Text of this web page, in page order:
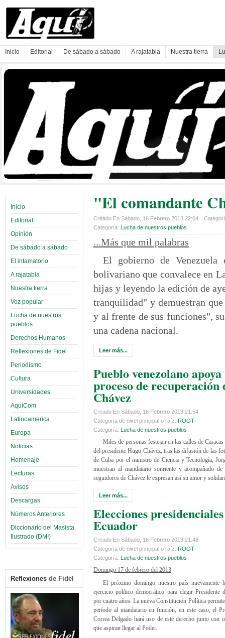
Inicio Editorial De sábado a sábado A rajatabla Nuestra tierra
Inicio
Editorial
Opinión
De sábado a sábado
El infamatorio
A rajatabla
Nuestra tierra
Voz popular
Lucha de nuestros
pueblos
Derechos Humanos
Reflexiones de Fidel
Periodismo
Cultura
Universidades
AquíCom
Latinoamerica
Europa
Noticias
Homenaje
Lecturas
Avisos
Descargas
Números Anteriores
Diccionario del Masista
Ilustrado (DMI)
Reflexiones de Fidel
"El comandante
Creado En Sábado, 16 Febrero 2013 22:04
Categoría: Lucha de nuestros pueblos
...Más que mil palabras
El gobierno de
bolivariano que convalece en
hijas y leyendo la edición de
tranquilidad" y demuestran
y al frente de sus funciones",
una cadena nacional.
Leer más...
Pueblo venezolano apoya
proceso de recuperación
Chávez
Creado En Sábado, 16 Febrero 2013 21:54
Categoría de nivel principal o raíz: ROOT
Categoría: Lucha de nuestros pueblos
Miles de personas festejan en las calles de
del presidente Hugo Chávez, tras las difusión de las
de Cuba por el ministro de Ciencia y Tecnología,
muestran al mandatario sonriente y acompañado
seguidores de Chávez le expresan así su amor y
Leer más...
Elecciones
Ecuador
Creado En Sábado, 16 Febrero 2013 21:48
Categoría de nivel principal o raíz: ROOT
Categoría: Lucha de nuestros pueblos
Domingo 17 de febrero del 2013
El próximo domingo nuestro país nuevamente
ejercicio político democrático para elegir Presidente
por cuatro años. La nueva Constitución Política
período al mandatario en función, en este caso, el
Correa Delgado hará uso de este derecho junto con
que aspiran llegar al Poder.